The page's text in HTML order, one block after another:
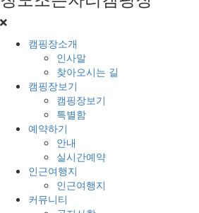
캠핑장소개
인사말
찾아오시는 길
캠핑장보기
캠핑장보기
특별함
예약하기
안내
실시간예약
인근여행지
인근여행지
커뮤니티